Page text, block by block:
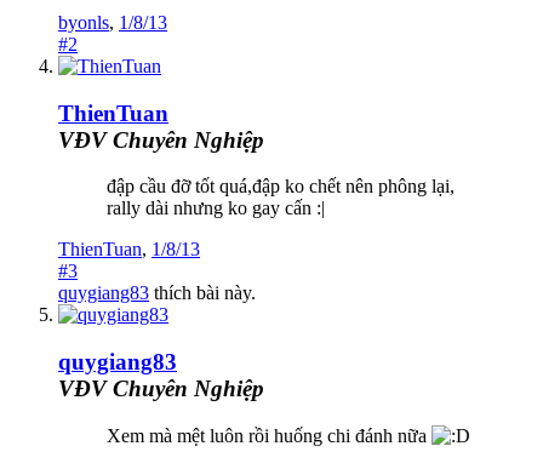
byonls, 1/8/13
#2
ThienTuan
VĐV Chuyên Nghiệp
đập cầu đỡ tốt quá,đập ko chết nên phông lại,
rally dài nhưng ko gay cấn :|
ThienTuan, 1/8/13
#3
quygiang83 thích bài này.
quygiang83
VĐV Chuyên Nghiệp
Xem mà mệt luôn rồi huống chi đánh nữa